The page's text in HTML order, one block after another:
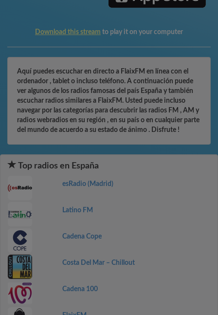
Download this stream to play it on your computer
Aquí puedes escuchar en directo a FlaixFM en línea con el
ordenador , tablet o incluso teléfono. A continuación puede
ver algunos de los radios famosas del país España y también
escuchar radios similares a FlaixFM. Usted puede incluso
navegar por las categorías para descubrir las radios FM , AM y
radios webradios en su región , en su país o en cualquier parte
del mundo de acuerdo a su estado de ánimo . Disfrute !
Top radios en España
esRadio (Madrid)
Latino FM
Cadena Cope
Costa Del Mar – Chillout
Cadena 100